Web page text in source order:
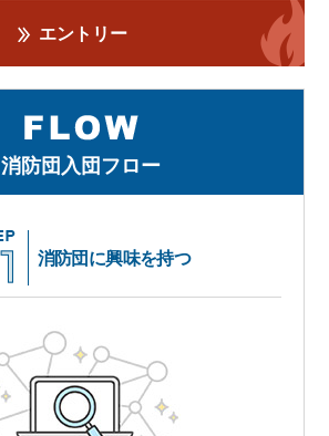
エントリー
消防団入団フロー
消防団に興味を持つ